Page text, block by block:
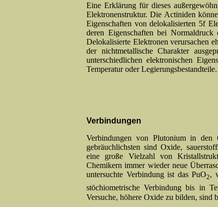
Eine Erklärung für dieses
Elektronenstruktur. Die Actiniden
Eigenschaften von delokalisierten 5f
deren Eigenschaften bei
Delokalisierte Elektronen verursachen
der nichtmetallische Charakter
unterschiedlichen elektronischen
Temperatur oder Legierungsbestandteile.
Verbindungen
Verbindungen von Plutonium in
gebräuchlichsten sind Oxide,
eine große Vielzahl von
Chemikern immer wieder neue
untersuchte Verbindung ist das PuO2,
stöchiometrische Verbindung bis in
Versuche, höhere Oxide zu bilden, sind